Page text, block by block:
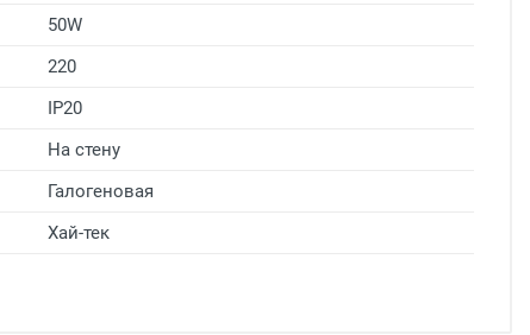
50W
220
IP20
На стену
Галогеновая
Хай-тек